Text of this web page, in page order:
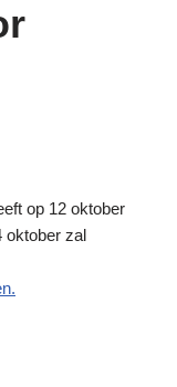
op 12 oktober
oktober zal